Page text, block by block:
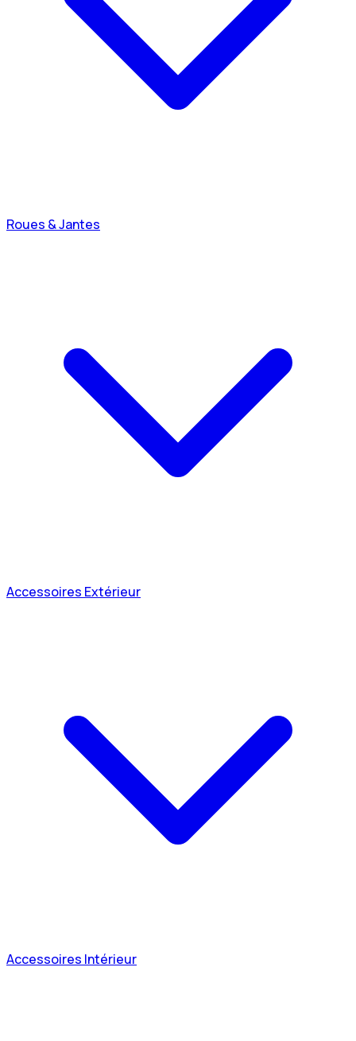
Roues & Jantes
Accessoires Extérieur
Accessoires Intérieur